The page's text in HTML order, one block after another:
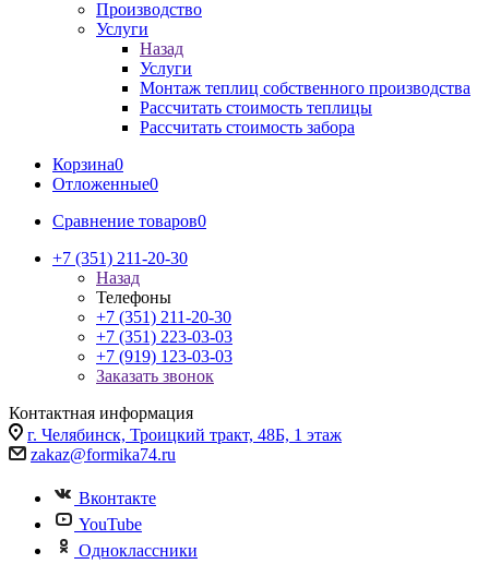
Производство
Услуги
Назад
Услуги
Монтаж теплиц собственного производства
Рассчитать стоимость теплицы
Рассчитать стоимость забора
Корзина0
Отложенные0
Сравнение товаров0
+7 (351) 211-20-30
Назад
Телефоны
+7 (351) 211-20-30
+7 (351) 223-03-03
+7 (919) 123-03-03
Заказать звонок
Контактная информация
г. Челябинск, Троицкий тракт, 48Б, 1 этаж
zakaz@formika74.ru
Вконтакте
YouTube
Одноклассники